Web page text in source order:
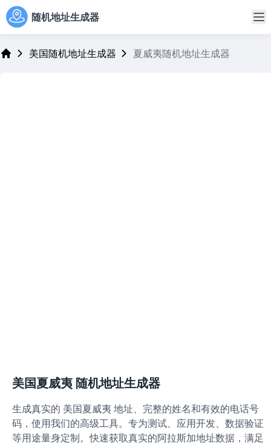
随机地址生成器
美国随机地址生成器 夏威夷随机地址生成器
美国夏威夷 随机地址生成器
生成真实的 美国夏威夷 地址、完整的姓名和有效的电话号
码，使用我们的高级工具。专为测试、应用开发、数据验证
等用途量身定制。快速获取真实的阿拉斯加地址数据，满足